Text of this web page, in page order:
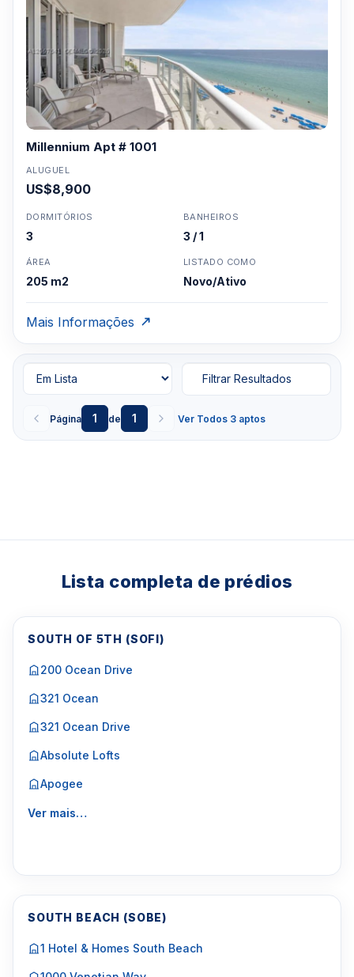
Millennium Apt # 1001
ALUGUEL
US$8,900
DORMITÓRIOS
3
BANHEIROS
3 / 1
ÁREA
205 m2
LISTADO COMO
Novo/Ativo
Mais Informações
Página 1 de 1 Ver Todos 3 aptos
Filtrar Resultados
Lista completa de prédios
SOUTH OF 5TH (SOFI)
200 Ocean Drive
321 Ocean
321 Ocean Drive
Absolute Lofts
Apogee
Ver mais…
SOUTH BEACH (SOBE)
1 Hotel & Homes South Beach